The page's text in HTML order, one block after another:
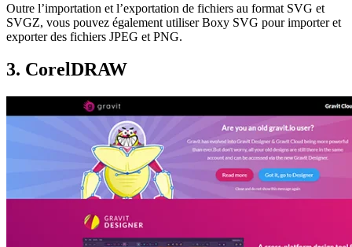
Outre l’importation et l’exportation de fichiers au format SVG et
SVGZ, vous pouvez également utiliser Boxy SVG pour importer et
exporter des fichiers JPEG et PNG.
3. CorelDRAW